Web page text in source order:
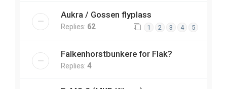
Aukra / Gossen flyplass
Replies: 62 1 2 3 4 5
Falkenhorstbunkere for Flak?
Replies: 4